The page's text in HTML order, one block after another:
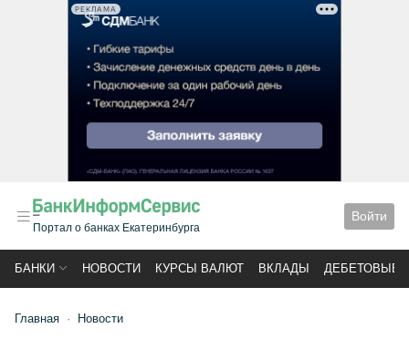
РЕКЛАМА
Портал о банках Екатеринбурга
Войти
БАНКИ НОВОСТИ КУРСЫ ВАЛЮТ ВКЛАДЫ ДЕБЕТОВЫЕ
Главная Новости